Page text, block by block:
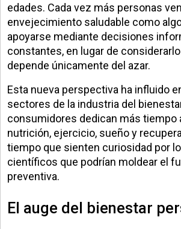
edades. Cada vez más personas
envejecimiento saludable como
apoyarse mediante decisiones
constantes, en lugar de
depende únicamente del azar.
Esta nueva perspectiva ha influido
sectores de la industria del
consumidores dedican más tiempo
nutrición, ejercicio, sueño y
tiempo que sienten curiosidad por
científicos que podrían moldear el
preventiva.
El auge del bienestar